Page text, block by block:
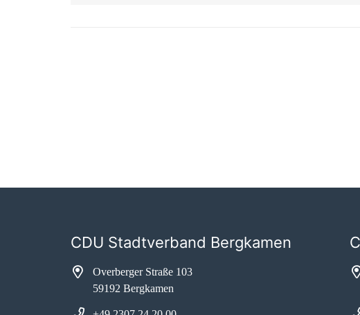
CDU Stadtverband Bergkamen
Overberger Straße 103
59192 Bergkamen